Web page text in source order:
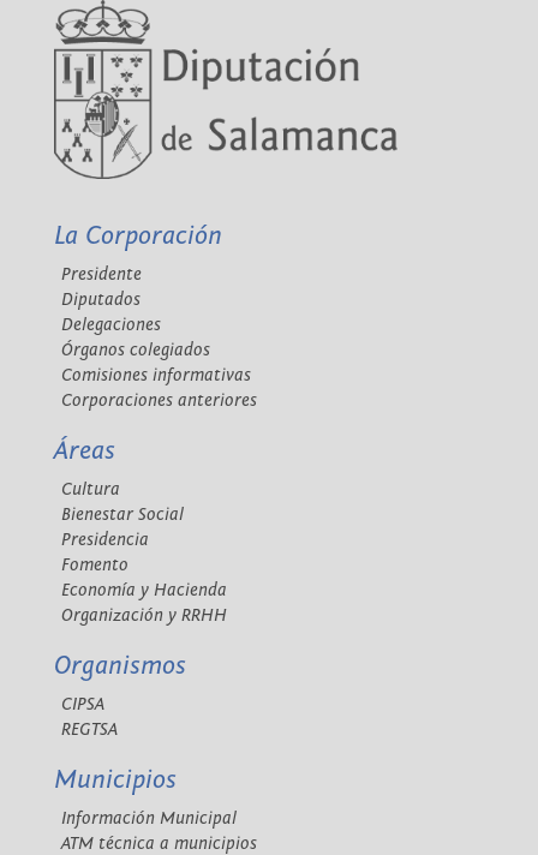
La Corporación
Presidente
Diputados
Delegaciones
Órganos colegiados
Comisiones informativas
Corporaciones anteriores
Áreas
Cultura
Bienestar Social
Presidencia
Fomento
Economía y Hacienda
Organización y RRHH
Organismos
CIPSA
REGTSA
Municipios
Información Municipal
ATM técnica a municipios